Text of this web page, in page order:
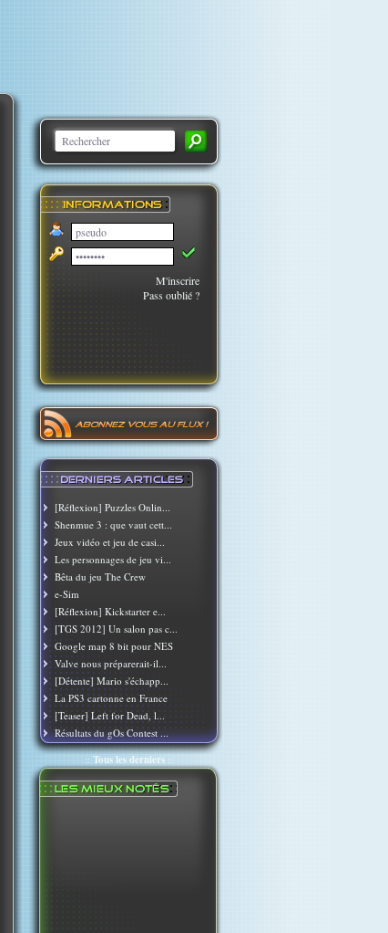
M'inscrire
Pass oublié ?
[Réflexion] Puzzles Onlin...
Shenmue 3 : que vaut cett...
Jeux vidéo et jeu de casi...
Les personnages de jeu vi...
Bêta du jeu The Crew
e-Sim
[Réflexion] Kickstarter e...
[TGS 2012] Un salon pas c...
Google map 8 bit pour NES
Valve nous préparerait-il...
[Détente] Mario s'échapp...
La PS3 cartonne en France
[Teaser] Left for Dead, l...
Résultats du gOs Contest ...
:: Tous les derniers::